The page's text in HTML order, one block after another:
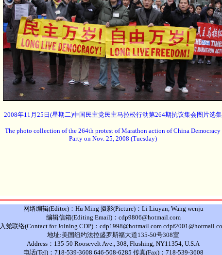
2008年11月25日(星期二)中国民主党民主马拉松行动第264期抗议集会图片选集
The photo collection of the 264th protest of Marathon action of China Democracy
Party on Nov. 25, 2008 (Tuesday)
网络编辑(Editor)：Hu Ming 摄影(Picture)：Li Liuyan, Wang wenju
编辑信箱(Editing Email)：cdp9806@hotmail.com
入党联络(Contact for Joining CDP)：cdp1998@hotmail.com
地址:美国纽约法拉盛罗斯福大道135-50号308室
Address：135-50 Roosevelt Ave., 308, Flushing, NY11354, U.S.A
电话(Tel)：718-539-3608 646-508-6285 传真(Fax)：718-539-3608